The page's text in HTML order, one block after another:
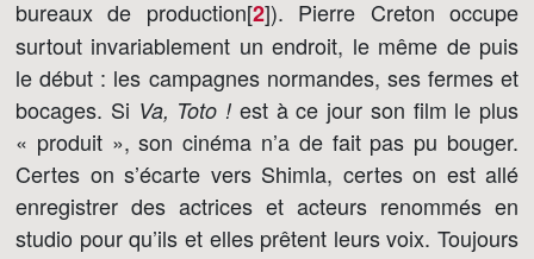
bureaux de production[2]). Pierre Creton occupe
surtout invariablement un endroit, le même de puis
le début : les campagnes normandes, ses fermes et
bocages. Si Va, Toto ! est à ce jour son film le plus
« produit », son cinéma n’a de fait pas pu bouger.
Certes on s’écarte vers Shimla, certes on est allé
enregistrer des actrices et acteurs renommés en
studio pour qu’ils et elles prêtent leurs voix. Toujours